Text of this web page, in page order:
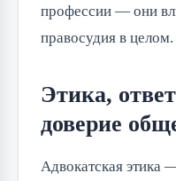
профессии — они
правосудия в целом.
Этика,
доверие
Адвокатская этика